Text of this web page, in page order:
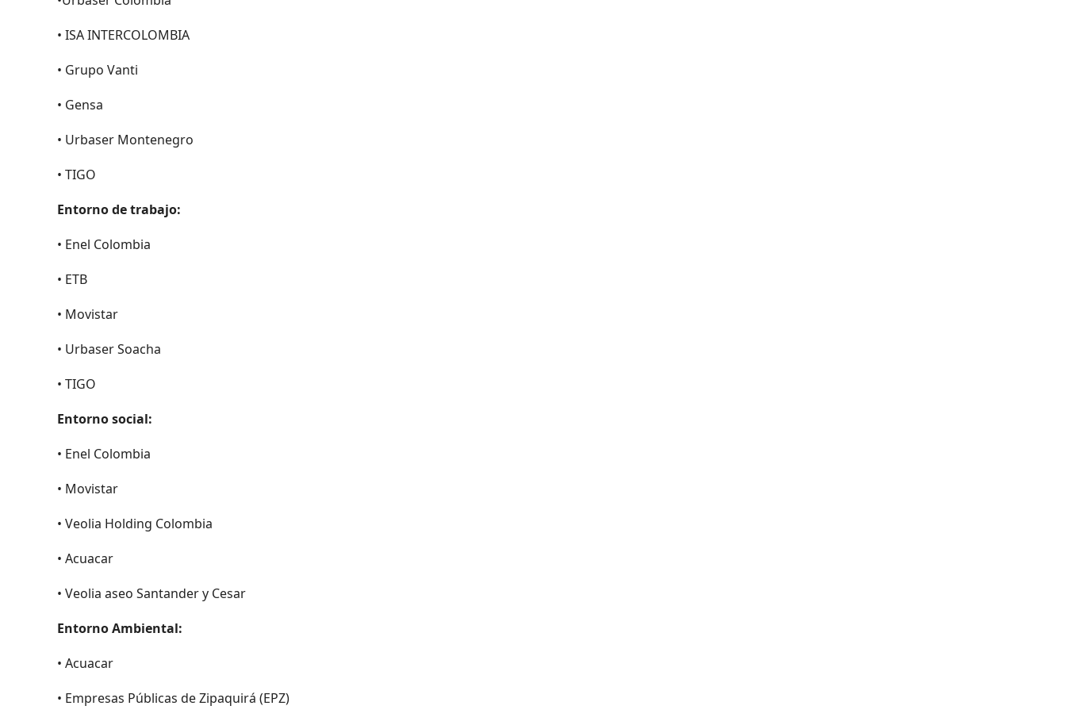
• ISA INTERCOLOMBIA
• Grupo Vanti
• Gensa
• Urbaser Montenegro
• TIGO
Entorno de trabajo:
• Enel Colombia
• ETB
• Movistar
• Urbaser Soacha
• TIGO
Entorno social:
• Enel Colombia
• Movistar
• Veolia Holding Colombia
• Acuacar
• Veolia aseo Santander y Cesar
Entorno Ambiental:
• Acuacar
• Empresas Públicas de Zipaquirá (EPZ)